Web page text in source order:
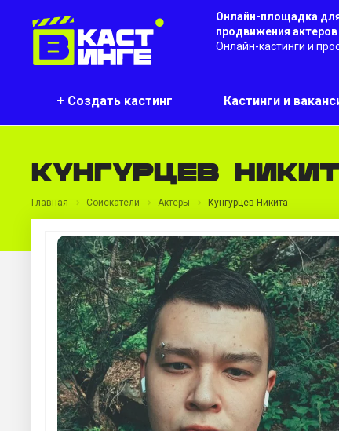
Онлайн-площадка
продвижения
Онлайн-кастинги и
+ Создать кастинг Кастинги и
Кунгурцев
Главная Соискатели Актеры Кунгурцев Никита